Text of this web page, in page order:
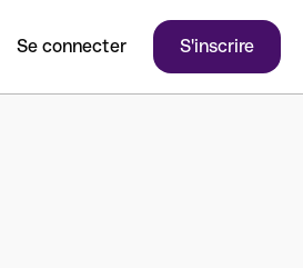
Se connecter S'inscrire